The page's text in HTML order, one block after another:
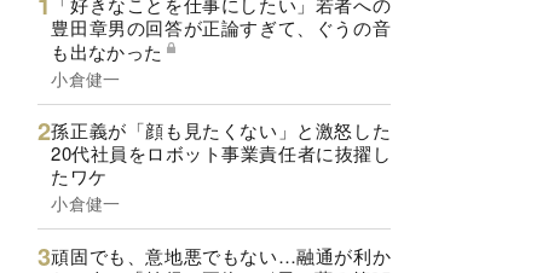
豊田章男の回答が正論すぎて、ぐうの音
も出なかった
小倉健一
孫正義が「顔も見たくない」と激怒した
20代社員をロボット事業責任者に抜擢し
たワケ
小倉健一
頑固でも、意地悪でもない…融通が利か